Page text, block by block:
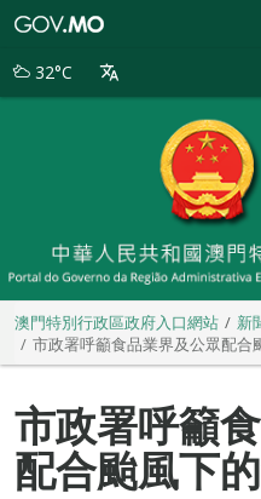
別
32°C
澳門特別行政區政府入口網站
新
市政署呼籲食品業界及公眾配合
市政署呼籲
配合颱風下